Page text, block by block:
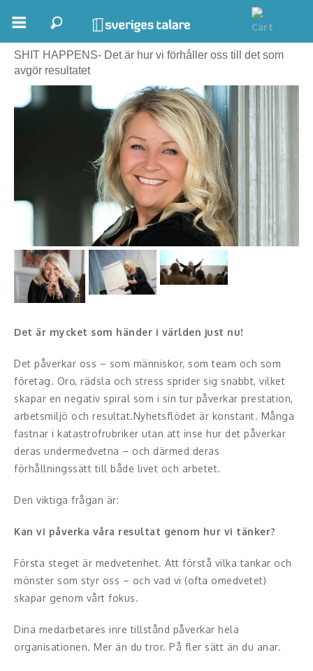
Boka ett möte
Inspirerande Föreläsare
Personlig utveckling, målsättning
Life Stories & Trivsel
Keynote
Moderator, konferencier
Workshopledare, facilitator
Radio och TV-profiler
Underhållning och event
Humoristiska föredrag
Ljus och belysning
Konst
Lili Öst
SHIT HAPPENS- Det är hur vi förhåller oss till det som
avgör resultatet
Det är mycket som händer i världen just nu!
Det påverkar oss – som människor, som team och som
företag. Oro, rädsla och stress sprider sig snabbt, vilket
skapar en negativ spiral som i sin tur påverkar prestation,
arbetsmiljö och resultat.Nyhetsflödet är konstant. Många
fastnar i katastrofrubriker utan att inse hur det påverkar
deras undermedvetna – och därmed deras
förhållningssätt till både livet och arbetet.
Den viktiga frågan är:
Kan vi påverka våra resultat genom hur vi tänker?
Första steget är medvetenhet. Att förstå vilka tankar och
mönster som styr oss – och vad vi (ofta omedvetet)
skapar genom vårt fokus.
Dina medarbetares inre tillstånd påverkar hela
organisationen. Mer än du tror. På fler sätt än du anar.